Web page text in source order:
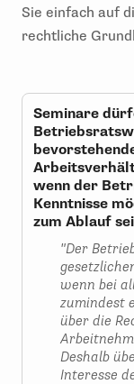
Sie einfach auf
rechtliche
Seminare
wenn der
Kenntnisse
zum Ablauf
"Der
wenn bei
zumindest
über die
Deshalb
Interesse